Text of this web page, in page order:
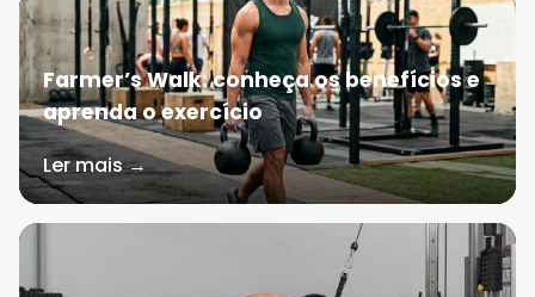
Farmer’s Walk: conheça os benefícios e
aprenda o exercício
Ler mais →